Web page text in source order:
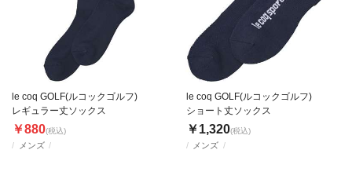
メンズ
le coq GOLF(ルコックゴルフ)
レギュラー丈ソックス
￥880(税込)
メンズ
le coq GOLF(ルコックゴルフ)
ショート丈ソックス
￥1,320(税込)